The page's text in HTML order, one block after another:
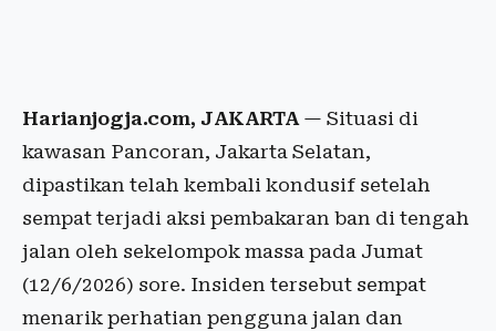
Harianjogja.com, JAKARTA— Situasi di
kawasan Pancoran, Jakarta Selatan,
dipastikan telah kembali kondusif setelah
sempat terjadi aksi pembakaran ban di tengah
jalan oleh sekelompok massa pada Jumat
(12/6/2026) sore. Insiden tersebut sempat
menarik perhatian pengguna jalan dan